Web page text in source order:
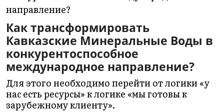
Как трансформировать
Кавказские Минеральные Воды в
конкурентоспособное
международное направление?
Для этого необходимо перейти от логики «у
нас есть ресурсы» к логике «мы готовы к
зарубежному клиенту».